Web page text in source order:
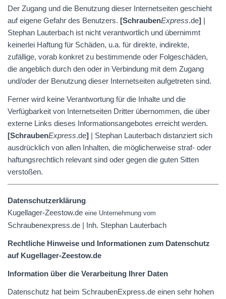
Der Zugang und die Benutzung dieser Internetseiten geschieht
auf eigene Gefahr des Benutzers. [SchraubenExpress.de] |
Stephan Lauterbach ist nicht verantwortlich und übernimmt
keinerlei Haftung für Schäden, u.a. für direkte, indirekte,
zufällige, vorab konkret zu bestimmende oder Folgeschäden,
die angeblich durch den oder in Verbindung mit dem Zugang
und/oder der Benutzung dieser Internetseiten aufgetreten sind.
Ferner wird keine Verantwortung für die Inhalte und die
Verfügbarkeit von Internetseiten Dritter übernommen, die über
externe Links dieses Informationsangebotes erreicht werden.
[SchraubenExpress.de] | Stephan Lauterbach distanziert sich
ausdrücklich von allen Inhalten, die möglicherweise straf- oder
haftungsrechtlich relevant sind oder gegen die guten Sitten
verstoßen.
Datenschutzerklärung
Kugellager-Zeestow.de eine Unternehmung vom
Schraubenexpress.de | Inh. Stephan Lauterbach
Rechtliche Hinweise und Informationen zum Datenschutz
auf Kugellager-Zeestow.de
Information über die Verarbeitung Ihrer Daten
Datenschutz hat beim SchraubenExpress.de einen sehr hohen